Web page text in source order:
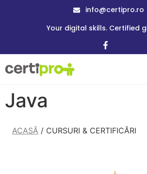
info@certipro.ro
Your digital skills. Certified
Java
ACASĂ / CURSURI & CERTIFICĂRI